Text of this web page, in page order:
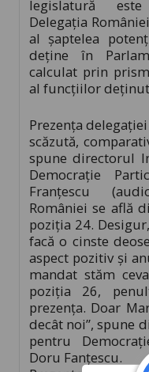
legislatură este
Delegația
al șaptelea
deține în
calculat prin
al funcțiilor
Prezența
scăzută,
spune directorul
Democrație
Franțescu
României se află
poziția 24.
facă o cinste
aspect pozitiv și
mandat stăm
poziția 26,
prezența. Doar
decât noi”, spune
pentru
Doru Fanțescu.